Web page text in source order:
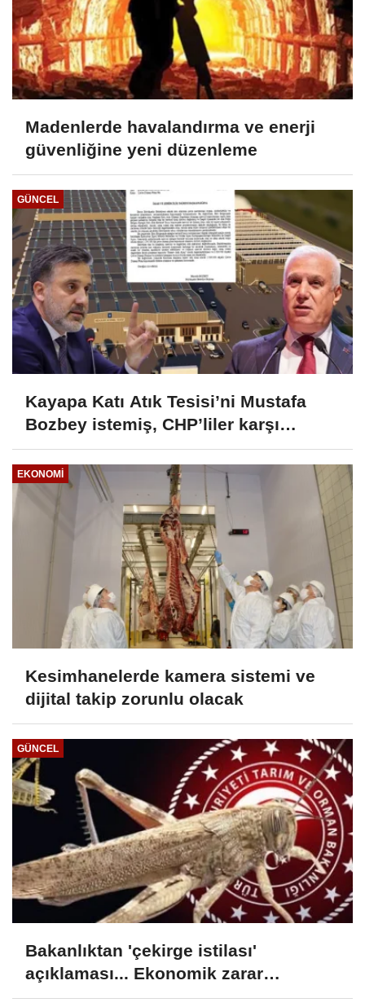
Madenlerde havalandırma ve enerji
güvenliğine yeni düzenleme
GÜNCEL
Kayapa Katı Atık Tesisi’ni Mustafa
Bozbey istemiş, CHP’liler karşı
çıkıyor!
EKONOMI
Kesimhanelerde kamera sistemi ve
dijital takip zorunlu olacak
GÜNCEL
Bakanlıktan 'çekirge istilası'
açıklaması... Ekonomik zarar
oluşturan popülasyon yok